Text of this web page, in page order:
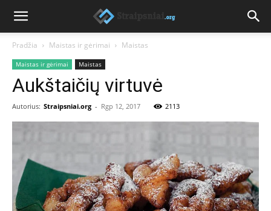
Pradžia Maistas ir gėrimai Maistas
Maistas ir gėrimai Maistas
Aukštaičių virtuvė
Autorius: Straipsniai.org - Rgp 12, 2017 2113